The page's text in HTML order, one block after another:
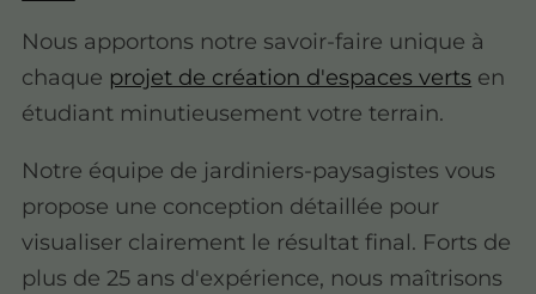
Nous apportons notre savoir-faire unique à
chaque projet de création d'espaces verts en
étudiant minutieusement votre terrain.
Notre équipe de jardiniers-paysagistes vous
propose une conception détaillée pour
visualiser clairement le résultat final. Forts de
plus de 25 ans d'expérience, nous maîtrisons